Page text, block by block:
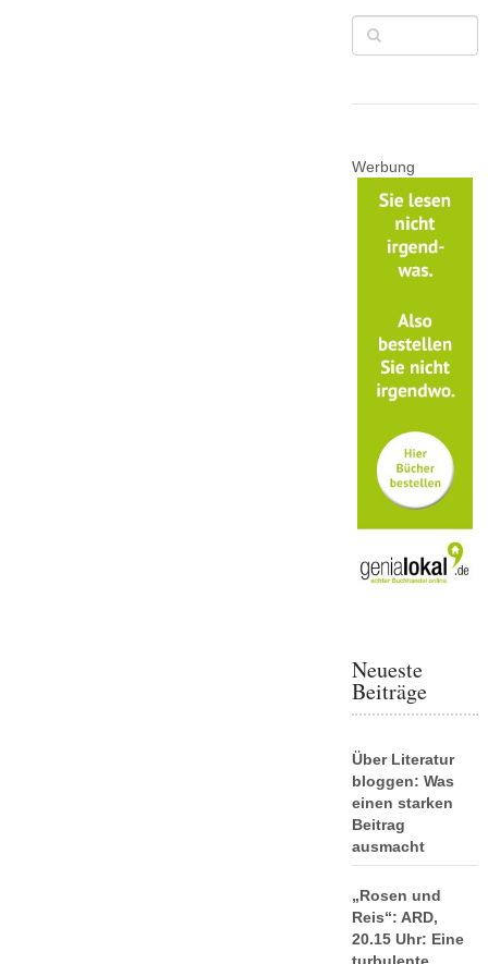
Werbung
Neueste
Beiträge
Über Literatur
bloggen: Was
einen starken
Beitrag
ausmacht
„Rosen und
Reis“: ARD,
20.15 Uhr: Eine